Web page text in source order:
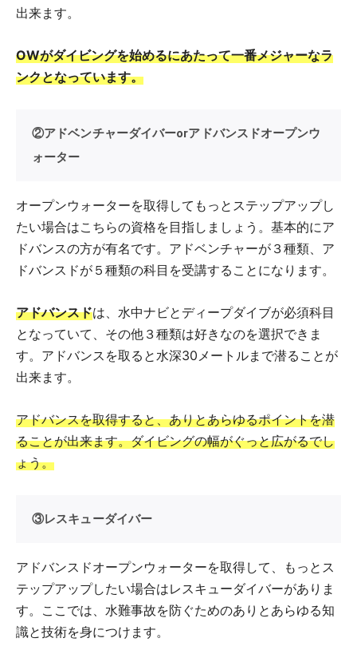
出来ます。
OWがダイビングを始めるにあたって一番メジャーなラ
ンクとなっています。
②アドベンチャーダイバーorアドバンスドオープンウ
ォーター
オープンウォーターを取得してもっとステップアップし
たい場合はこちらの資格を目指しましょう。基本的にア
ドバンスの方が有名です。アドベンチャーが３種類、ア
ドバンスドが５種類の科目を受講することになります。
アドバンスドは、水中ナビとディープダイブが必須科目
となっていて、その他３種類は好きなのを選択できま
す。アドバンスを取ると水深30メートルまで潜ることが
出来ます。
アドバンスを取得すると、ありとあらゆるポイントを潜
ることが出来ます。ダイビングの幅がぐっと広がるでし
ょう。
③レスキューダイバー
アドバンスドオープンウォーターを取得して、もっとス
テップアップしたい場合はレスキューダイバーがありま
す。ここでは、水難事故を防ぐためのありとあらゆる知
識と技術を身につけます。